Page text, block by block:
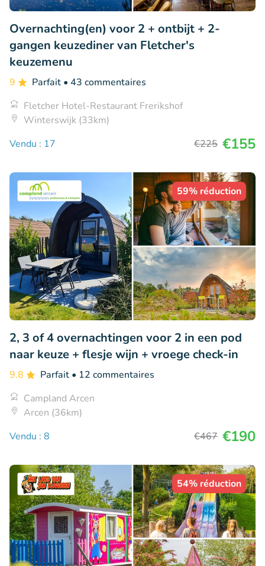
Overnachting(en) voor 2 + ontbijt + 2-
gangen keuzediner van Fletcher's
keuzemenu
9 Parfait • 43 commentaires
Fletcher Hotel-Restaurant Frerikshof
Winterswijk (33km)
Vendu : 17
€225 €155
59% réduction
2, 3 of 4 overnachtingen voor 2 in een pod
naar keuze + flesje wijn + vroege check-in
9.8 Parfait • 12 commentaires
Campland Arcen
Arcen (36km)
Vendu : 8
€467 €190
54% réduction